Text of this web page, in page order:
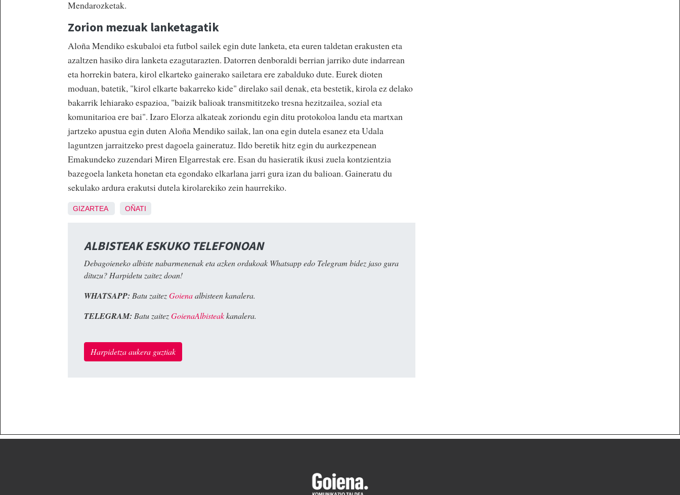
Mendarozketak.
Zorion mezuak lanketagatik
Aloña Mendiko eskubaloi eta futbol sailek egin dute lanketa, eta euren taldetan erakusten eta
azaltzen hasiko dira lanketa ezagutarazten. Datorren denboraldi berrian jarriko dute indarrean
eta horrekin batera, kirol elkarteko gainerako sailetara ere zabalduko dute. Eurek dioten
moduan, batetik, "kirol elkarte bakarreko kide" direlako sail denak, eta bestetik, kirola ez delako
bakarrik lehiarako espazioa, "baizik balioak transmititzeko tresna hezitzailea, sozial eta
komunitarioa ere bai". Izaro Elorza alkateak zoriondu egin ditu protokoloa landu eta martxan
jartzeko apustua egin duten Aloña Mendiko sailak, lan ona egin dutela esanez eta Udala
laguntzen jarraitzeko prest dagoela gaineratuz. Ildo beretik hitz egin du aurkezpenean
Emakundeko zuzendari Miren Elgarrestak ere. Esan du hasieratik ikusi zuela kontzientzia
bazegoela lanketa honetan eta egondako elkarlana jarri gura izan du balioan. Gaineratu du
sekulako ardura erakutsi dutela kirolarekiko zein haurrekiko.
GIZARTEA OÑATI
ALBISTEAK ESKUKO TELEFONOAN
Debagoieneko albiste nabarmenenak eta azken ordukoak Whatsapp edo Telegram bidez jaso gura
dituzu? Harpidetu zaitez doan!
WHATSAPP: Batu zaitezGoienaalbisteen kanalera.
TELEGRAM: Batu zaitezGoienaAlbisteakkanalera.
Harpidetza aukera guztiak